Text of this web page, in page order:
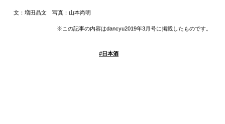
文：増田晶文 写真：山本尚明
※この記事の内容はdancyu2019年3月号に掲載したものです。
# 日本酒